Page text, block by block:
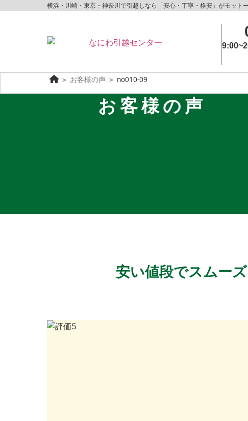
横浜・川崎・東京・神奈川で引越しなら「安心・丁寧・格安」がモット
＞ お客様の声 ＞ no010-09
お客様の声
安い値段でスムー